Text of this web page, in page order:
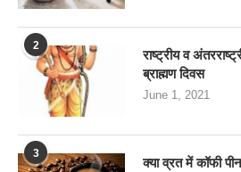
2
राष्ट्रीय व
ब्राह्मण दिवस
June 1, 2021
3
क्या व्रत में कॉफी